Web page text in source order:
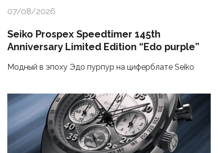
07/08/2026
Seiko Prospex Speedtimer 145th
Anniversary Limited Edition “Edo purple”
Модный в эпоху Эдо пурпур на циферблате Seiko